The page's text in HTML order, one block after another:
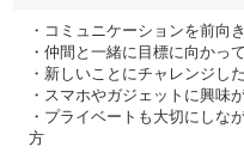
・コミュニケーションを前向
・仲間と一緒に目標に向かっ
・新しいことにチャレンジし
・スマホやガジェットに興味
・プライベートも大切にしな
方